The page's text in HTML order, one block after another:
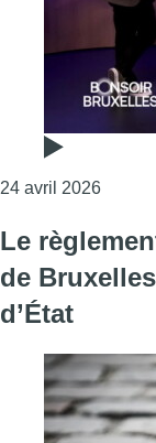
24 avril 2026
Le
de
d’État